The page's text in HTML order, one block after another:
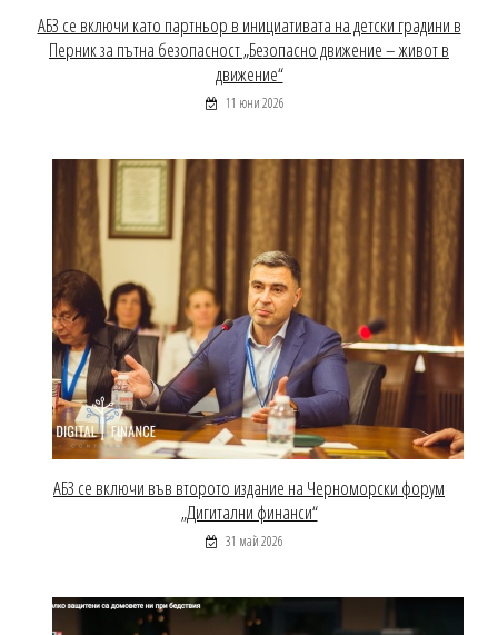
АБЗ се включи като партньор в инициативата на детски градини в
Перник за пътна безопасност „Безопасно движение – живот в
движение“
11 юни 2026
АБЗ се включи във второто издание на Черноморски форум
„Дигитални финанси“
31 май 2026